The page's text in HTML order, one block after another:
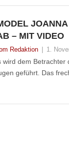
– MIT VIDEO
Redaktion 1.
dem Betrachter
geführt. Das